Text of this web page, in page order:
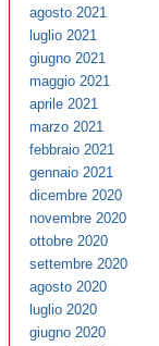
agosto 2021
luglio 2021
giugno 2021
maggio 2021
aprile 2021
marzo 2021
febbraio 2021
gennaio 2021
dicembre 2020
novembre 2020
ottobre 2020
settembre 2020
agosto 2020
luglio 2020
giugno 2020